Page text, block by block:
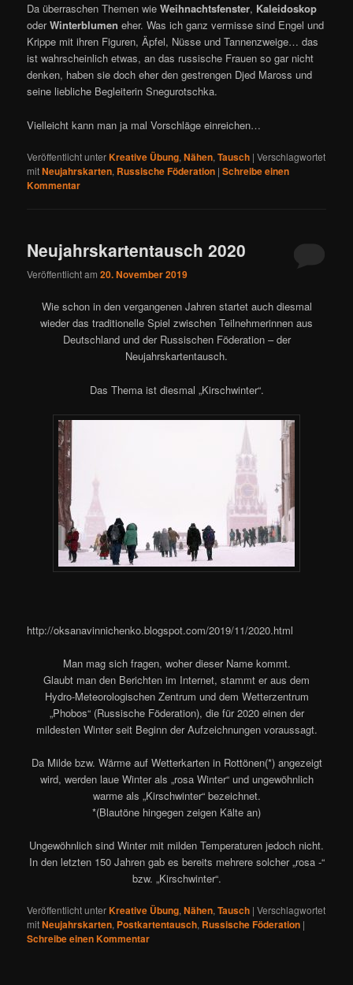
Da überraschen Themen wieWeihnachtsfenster, Kaleidoskop
oderWinterblumen eher. Was ich ganz vermisse sind Engel und
Krippe mit ihren Figuren, Äpfel, Nüsse und Tannenzweige… das
ist wahrscheinlich etwas, an das russische Frauen so gar nicht
denken, haben sie doch eher den gestrengen Djed Maross und
seine liebliche Begleiterin Snegurotschka.
Vielleicht kann man ja mal Vorschläge einreichen…
Veröffentlicht unterKreative Übung,Nähen,Tausch |Verschlagwortet
mitNeujahrskarten, Russische Föderation |Schreibe einen
Kommentar
Neujahrskartentausch 2020
Veröffentlicht am20. November 2019
Wie schon in den vergangenen Jahren startet auch diesmal
wieder das traditionelle Spiel zwischen Teilnehmerinnen aus
Deutschland und der Russischen Föderation – der
Neujahrskartentausch.
Das Thema ist diesmal „Kirschwinter“.
http://oksanavinnichenko.blogspot.com/2019/11/2020.html
Man mag sich fragen, woher dieser Name kommt.
Glaubt man den Berichten im Internet, stammt er aus dem
Hydro-Meteorologischen Zentrum und dem Wetterzentrum
„Phobos“ (Russische Föderation), die für 2020 einen der
mildesten Winter seit Beginn der Aufzeichnungen voraussagt.
Da Milde bzw. Wärme auf Wetterkarten in Rottönen(*) angezeigt
wird, werden laue Winter als „rosa Winter“ und ungewöhnlich
warme als „Kirschwinter“ bezeichnet.
*(Blautöne hingegen zeigen Kälte an)
Ungewöhnlich sind Winter mit milden Temperaturen jedoch nicht.
In den letzten 150 Jahren gab es bereits mehrere solcher „rosa -“
bzw. „Kirschwinter“.
Veröffentlicht unterKreative Übung,Nähen,Tausch |Verschlagwortet
mitNeujahrskarten, Postkartentausch, Russische Föderation |
Schreibe einen Kommentar